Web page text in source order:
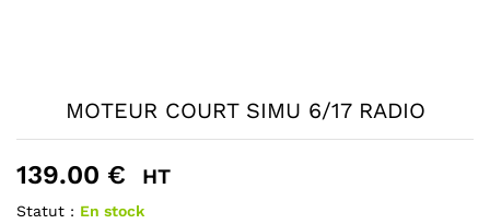
MOTEUR COURT SIMU 6/17 RADIO
139.00 € HT
Statut : En stock